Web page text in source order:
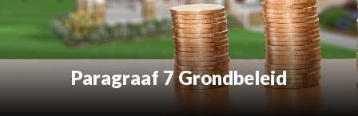
Paragraaf 7 Grondbeleid